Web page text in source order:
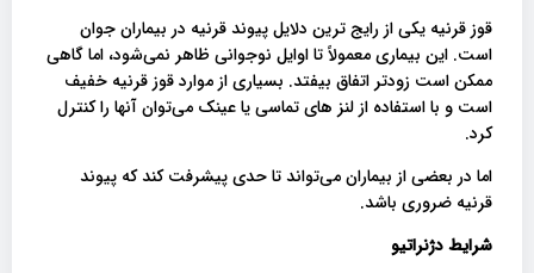
قوز قرنیه یکی از رایج ترین دلایل پیوند قرنیه در بیماران جوان
است. این بیماری معمولاً تا اوایل نوجوانی ظاهر نمی‌شود، اما گاهی
ممکن است زودتر اتفاق بیفتد. بسیاری از موارد قوز قرنیه خفیف
است و با استفاده از لنز های تماسی یا عینک می‌توان آنها را کنترل
کرد.
اما در بعضی از بیماران می‌تواند تا حدی پیشرفت کند که پیوند
قرنیه ضروری باشد.
شرایط دژنراتیو